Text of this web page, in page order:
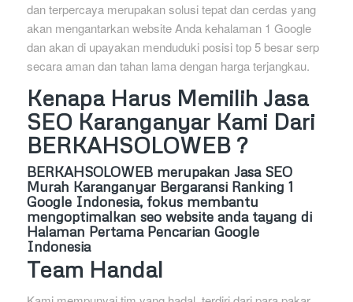
dan terpercaya merupakan solusi tepat dan cerdas yang
akan mengantarkan website Anda kehalaman 1 Google
dan akan di upayakan menduduki posisi top 5 besar serp
secara aman dan tahan lama dengan harga terjangkau.
Kenapa Harus Memilih Jasa
SEO Karanganyar Kami Dari
BERKAHSOLOWEB ?
BERKAHSOLOWEBmerupakan Jasa SEO
Murah Karanganyar Bergaransi Ranking 1
Google Indonesia, fokus membantu
mengoptimalkan seo website anda tayang di
Halaman Pertama Pencarian Google
Indonesia
Team Handal